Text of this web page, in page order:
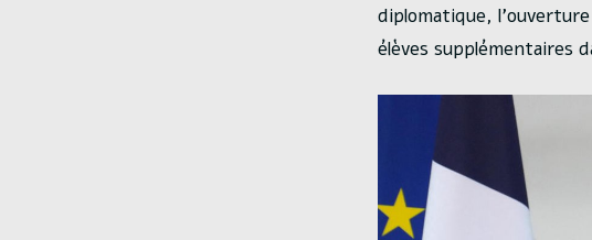
diplomatique,
élèves supplémentaires